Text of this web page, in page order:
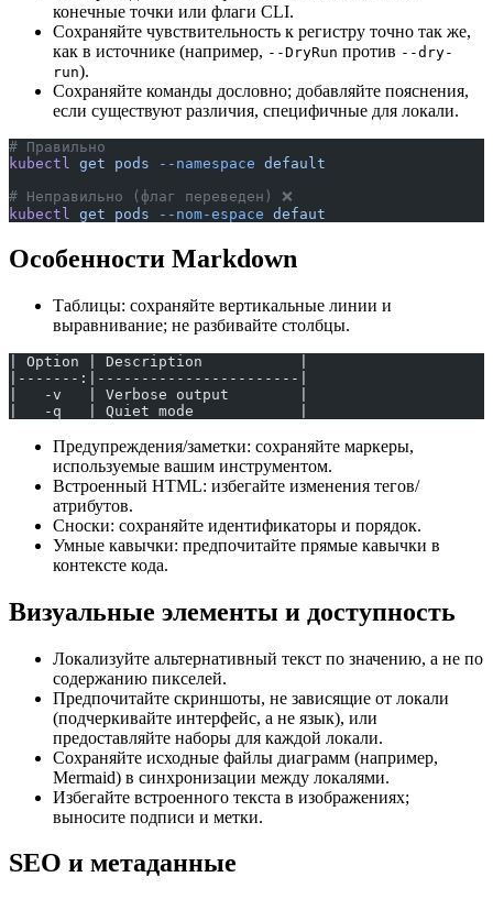
конечные точки или флаги CLI.
Сохраняйте чувствительность к регистру точно так же,
как в источнике (например, --DryRun против --dry-
run).
Сохраняйте команды дословно; добавляйте пояснения,
если существуют различия, специфичные для локали.
# Правильно
kubectl
get pods --namespace default
# Неправильно (флаг переведен) ❌
kubectl
get pods --nom-espace defaut
Особенности Markdown
Таблицы: сохраняйте вертикальные линии и
выравнивание; не разбивайте столбцы.
| Option | Description           |
|-------:|-----------------------|
|   -v   | Verbose output        |
|   -q   | Quiet mode            |
Предупреждения/заметки: сохраняйте маркеры,
используемые вашим инструментом.
Встроенный HTML: избегайте изменения тегов/
атрибутов.
Сноски: сохраняйте идентификаторы и порядок.
Умные кавычки: предпочитайте прямые кавычки в
контексте кода.
Визуальные элементы и доступность
Локализуйте альтернативный текст по значению, а не по
содержанию пикселей.
Предпочитайте скриншоты, не зависящие от локали
(подчеркивайте интерфейс, а не язык), или
предоставляйте наборы для каждой локали.
Сохраняйте исходные файлы диаграмм (например,
Mermaid) в синхронизации между локалями.
Избегайте встроенного текста в изображениях;
выносите подписи и метки.
SEO и метаданные